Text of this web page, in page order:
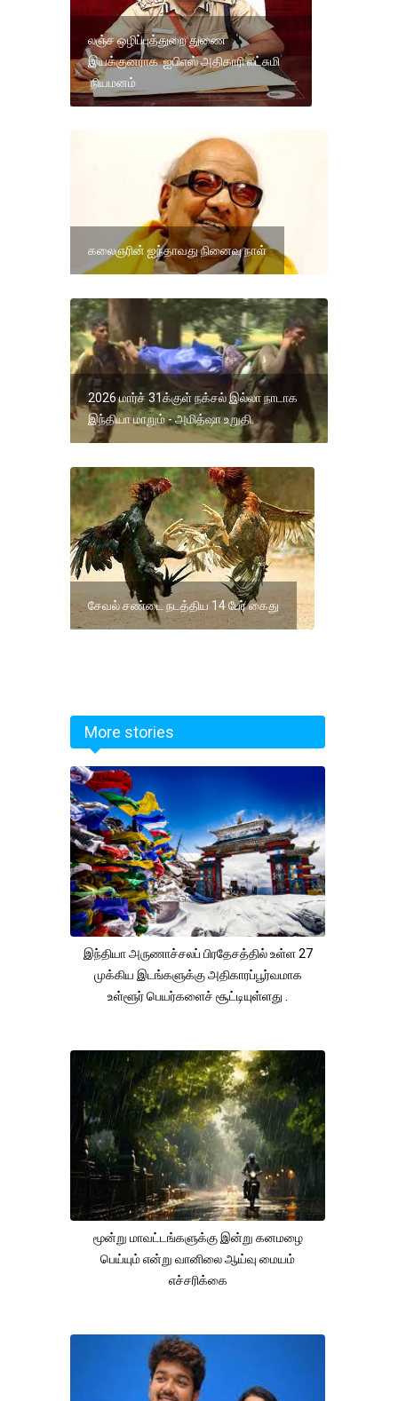
லஞ்ச ஒழிப்புத்துறை துணை
இயக்குனராக ஐபிஎஸ் அதிகாரி லட்சுமி
நியமனம்
கலைஞரின் ஐந்தாவது நினைவு நாள்
2026 மார்ச் 31க்குள் நக்சல் இல்லா நாடாக
இந்தியா மாறும் - அமித்ஷா உறுதி.
சேவல் சண்டை நடத்திய 14 பேர் கைது
More stories
இந்தியா அருணாச்சலப் பிரதேசத்தில் உள்ள 27
முக்கிய இடங்களுக்கு அதிகாரப்பூர்வமாக
உள்ளூர் பெயர்களைச் சூட்டியுள்ளது .
மூன்று மாவட்டங்களுக்கு இன்று கனமழை
பெய்யும் என்று வானிலை ஆய்வு மையம்
எச்சரிக்கை